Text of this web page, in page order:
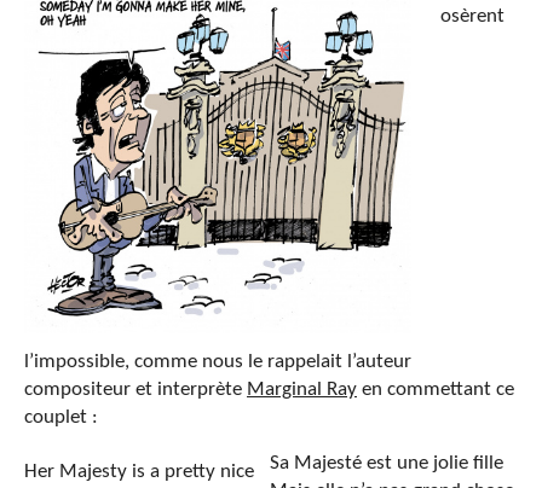
osèrent
l’impossible, comme nous le rappelait l’auteur
compositeur et interprète Marginal Ray en commettant ce
couplet :
Her Majesty is a pretty nice
Sa Majesté est une jolie fille